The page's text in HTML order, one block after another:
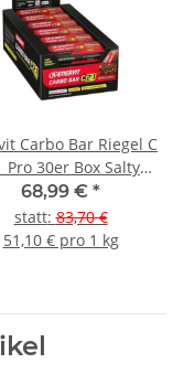
Carbo Bar Riegel C
Pro 30er Box Salty
Peanut Butter
68,99 € *
statt:83,70 €
51,10 € pro 1 kg